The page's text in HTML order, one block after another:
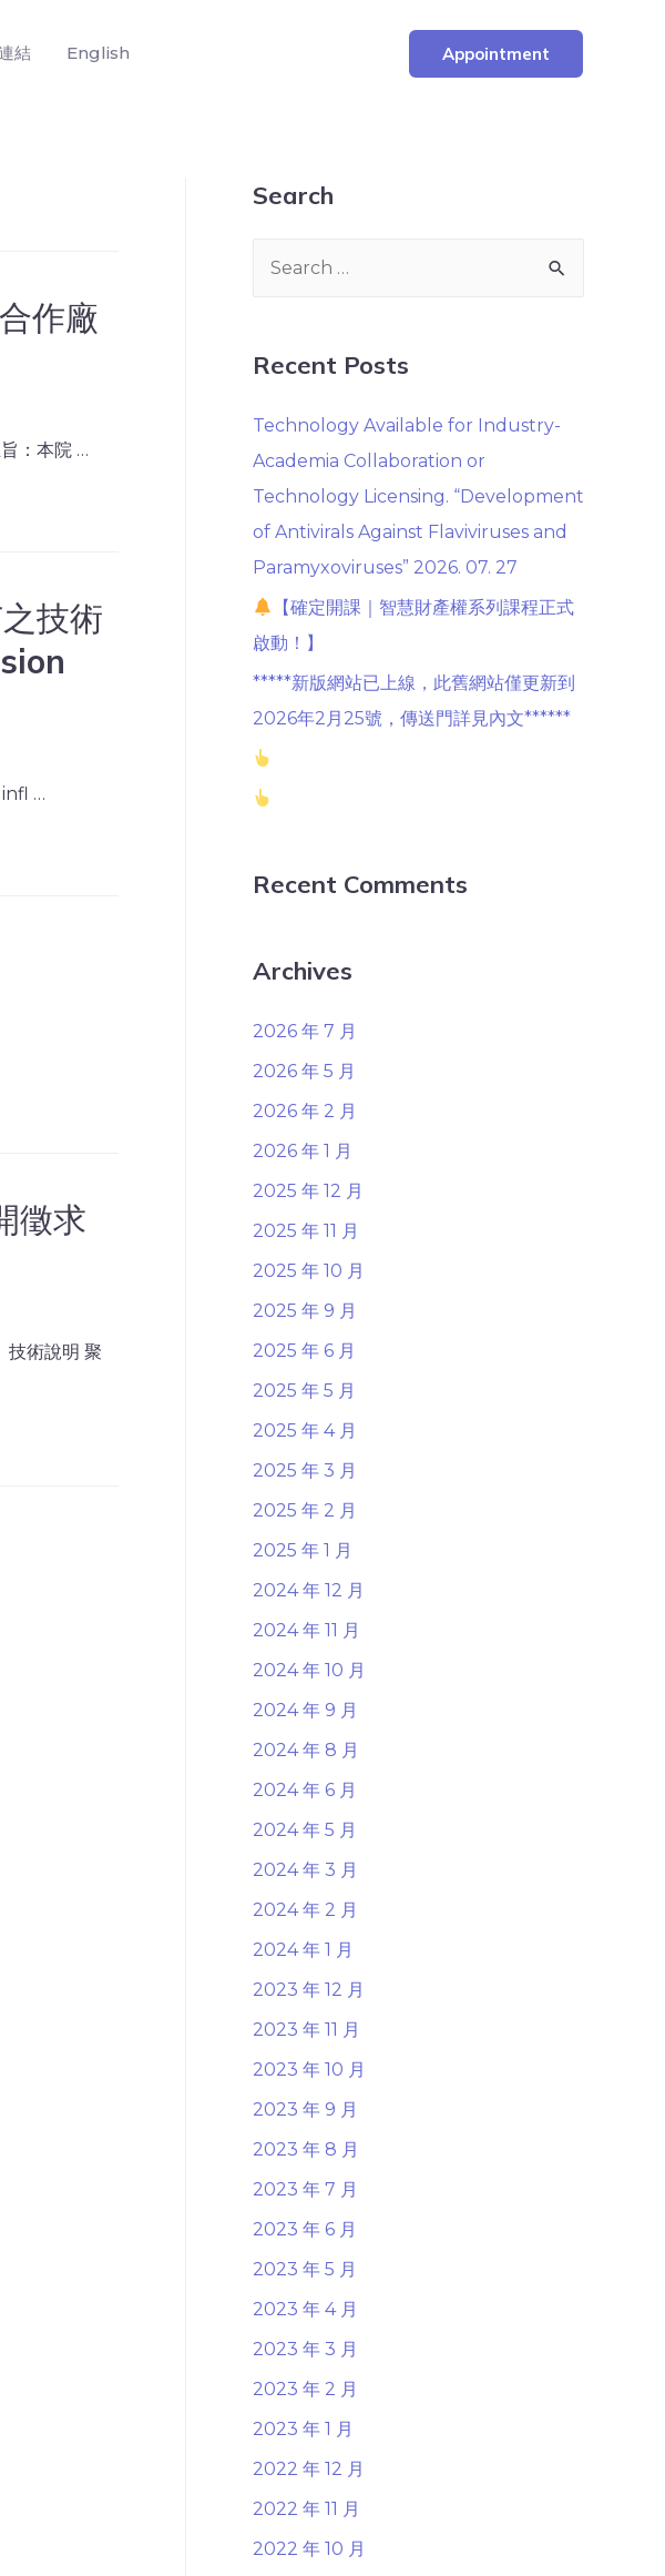
結 English Appointment
作廠
：本院 …
技術
infl …
徵求
技術說明 聚
Search
Recent Posts
Technology Available for Industry-
Academia Collaboration or
Technology Licensing. “Development
of Antivirals Against Flaviviruses and
Paramyxoviruses” 2026. 07. 27
【確定開課｜智慧財產權系列課程正式
啟動！】
*****新版網站已上線，此舊網站僅更新到
2026年2月25號，傳送門詳見內文******
Recent Comments
Archives
2026 年 7 月
2026 年 5 月
2026 年 2 月
2026 年 1 月
2025 年 12 月
2025 年 11 月
2025 年 10 月
2025 年 9 月
2025 年 6 月
2025 年 5 月
2025 年 4 月
2025 年 3 月
2025 年 2 月
2025 年 1 月
2024 年 12 月
2024 年 11 月
2024 年 10 月
2024 年 9 月
2024 年 8 月
2024 年 6 月
2024 年 5 月
2024 年 3 月
2024 年 2 月
2024 年 1 月
2023 年 12 月
2023 年 11 月
2023 年 10 月
2023 年 9 月
2023 年 8 月
2023 年 7 月
2023 年 6 月
2023 年 5 月
2023 年 4 月
2023 年 3 月
2023 年 2 月
2023 年 1 月
2022 年 12 月
2022 年 11 月
2022 年 10 月